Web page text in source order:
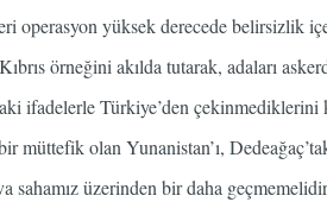
operasyon yüksek derecede belirsizlik
örneğini akılda tutarak, adaları
ifadelerle Türkiye’den çekinmediklerini
müttefik olan Yunanistan’ı,
sahamız üzerinden bir daha